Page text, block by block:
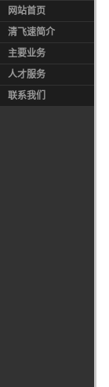
网站首页
清飞速简介
主要业务
人才服务
联系我们